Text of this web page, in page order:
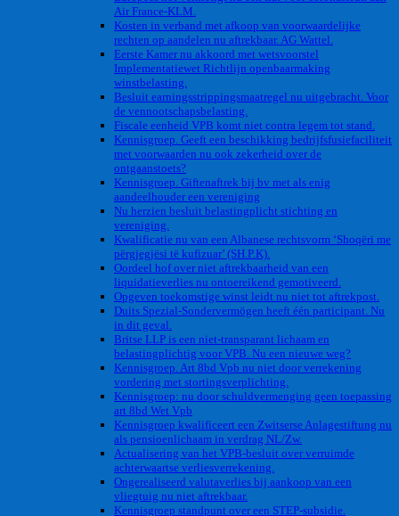
Air France-KLM.
Kosten in verband met afkoop van voorwaardelijke
rechten op aandelen nu aftrekbaar. AG Wattel.
Eerste Kamer nu akkoord met wetsvoorstel
Implementatiewet Richtlijn openbaarmaking
winstbelasting.
Besluit earningsstrippingsmaatregel nu uitgebracht. Voor
de vennootschapsbelasting.
Fiscale eenheid VPB komt niet contra legem tot stand.
Kennisgroep. Geeft een beschikking bedrijfsfusiefaciliteit
met voorwaarden nu ook zekerheid over de
ontgaanstoets?
Kennisgroep. Giftenaftrek bij bv met als enig
aandeelhouder een vereniging
Nu herzien besluit belastingplicht stichting en
vereniging.
Kwalificatie nu van een Albanese rechtsvorm ‘Shoqëri me
përgjegjësi të kufizuar’ (SH.P.K).
Oordeel hof over niet aftrekbaarheid van een
liquidatieverlies nu ontoereikend gemotiveerd.
Opgeven toekomstige winst leidt nu niet tot aftrekpost.
Duits Spezial-Sondervermögen heeft één participant. Nu
in dit geval.
Britse LLP is een niet-transparant lichaam en
belastingplichtig voor VPB. Nu een nieuwe weg?
Kennisgroep. Art 8bd Vpb nu niet door verrekening
vordering met stortingsverplichting.
Kennisgroep: nu door schuldvermenging geen toepassing
art 8bd Wet Vpb
Kennisgroep kwalificeert een Zwitserse Anlagestiftung nu
als pensioenlichaam in verdrag NL/Zw.
Actualisering van het VPB-besluit over verruimde
achterwaartse verliesverrekening.
Ongerealiseerd valutaverlies bij aankoop van een
vliegtuig nu niet aftrekbaar.
Kennisgroep standpunt over een STEP-subsidie.